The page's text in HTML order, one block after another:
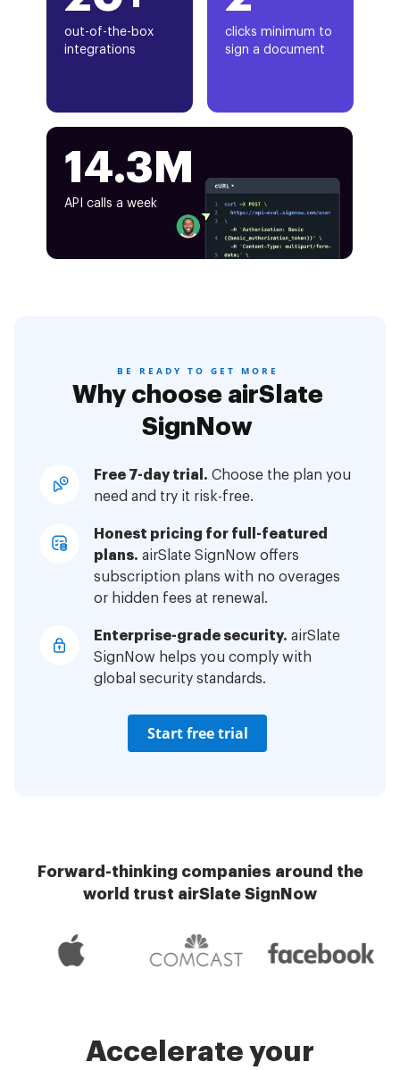
out-of-the-box
integrations
clicks minimum to
sign a document
14.3M
API calls a week
BE READY TO GET MORE
Why choose airSlate
SignNow
Free 7-day trial. Choose the plan you
need and try it risk-free.
Honest pricing for full-featured
plans. airSlate SignNow offers
subscription plans with no overages
or hidden fees at renewal.
Enterprise-grade security. airSlate
SignNow helps you comply with
global security standards.
Start free trial
Forward-thinking companies around the
world trust airSlate SignNow
Accelerate your